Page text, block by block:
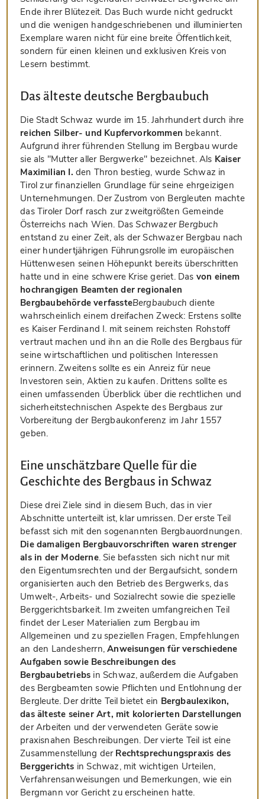
Ende ihrer Blütezeit. Das Buch wurde nicht gedruckt
und die wenigen handgeschriebenen und illuminierten
Exemplare waren nicht für eine breite Öffentlichkeit,
sondern für einen kleinen und exklusiven Kreis von
Lesern bestimmt.
Das älteste deutsche Bergbaubuch
Die Stadt Schwaz wurde im 15. Jahrhundert durch ihre
reichen Silber- und Kupfervorkommen bekannt.
Aufgrund ihrer führenden Stellung im Bergbau wurde
sie als "Mutter aller Bergwerke" bezeichnet. Als Kaiser
Maximilian I. den Thron bestieg, wurde Schwaz in
Tirol zur finanziellen Grundlage für seine ehrgeizigen
Unternehmungen. Der Zustrom von Bergleuten machte
das Tiroler Dorf rasch zur zweitgrößten Gemeinde
Österreichs nach Wien. DasSchwazer Bergbuch
entstand zu einer Zeit, als der Schwazer Bergbau nach
einer hundertjährigen Führungsrolle im europäischen
Hüttenwesen seinen Höhepunkt bereits überschritten
hatte und in eine schwere Krise geriet. Das von einem
hochrangigen Beamten der regionalen
Bergbaubehörde verfassteBergbaubuch diente
wahrscheinlich einem dreifachen Zweck: Erstens sollte
es Kaiser Ferdinand I. mit seinem reichsten Rohstoff
vertraut machen und ihn an die Rolle des Bergbaus für
seine wirtschaftlichen und politischen Interessen
erinnern. Zweitens sollte es ein Anreiz für neue
Investoren sein, Aktien zu kaufen. Drittens sollte es
einen umfassenden Überblick über die rechtlichen und
sicherheitstechnischen Aspekte des Bergbaus zur
Vorbereitung der Bergbaukonferenz im Jahr 1557
geben.
Eine unschätzbare Quelle für die
Geschichte des Bergbaus in Schwaz
Diese drei Ziele sind in diesem Buch, das in vier
Abschnitte unterteilt ist, klar umrissen. Der erste Teil
befasst sich mit den sogenannten Bergbauordnungen.
Die damaligen Bergbauvorschriften waren strenger
als in der Moderne. Sie befassten sich nicht nur mit
den Eigentumsrechten und der Bergaufsicht, sondern
organisierten auch den Betrieb des Bergwerks, das
Umwelt-, Arbeits- und Sozialrecht sowie die spezielle
Berggerichtsbarkeit. Im zweiten umfangreichen Teil
findet der Leser Materialien zum Bergbau im
Allgemeinen und zu speziellen Fragen, Empfehlungen
an den Landesherrn,Anweisungen für verschiedene
Aufgaben sowie Beschreibungen des
Bergbaubetriebs in Schwaz, außerdem die Aufgaben
des Bergbeamten sowie Pflichten und Entlohnung der
Bergleute. Der dritte Teil bietet ein Bergbaulexikon,
das älteste seiner Art, mit kolorierten Darstellungen
der Arbeiten und der verwendeten Geräte sowie
praxisnahen Beschreibungen. Der vierte Teil ist eine
Zusammenstellung der Rechtsprechungspraxis des
Berggerichts in Schwaz, mit wichtigen Urteilen,
Verfahrensanweisungen und Bemerkungen, wie ein
Bergmann vor Gericht zu erscheinen hatte.